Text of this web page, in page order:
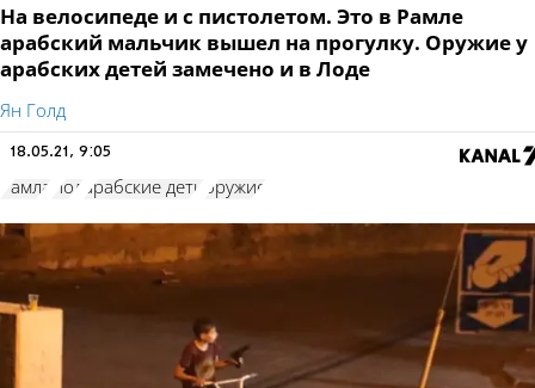
На велосипеде и с пистолетом. Это в Рамле
арабский мальчик вышел на прогулку. Оружие у
арабских детей замечено и в Лоде
Ян Голд
18.05.21, 9:05
Рамла Лод арабские дети оружие